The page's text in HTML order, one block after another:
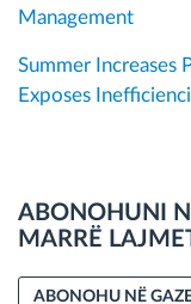
Management
Summer Increases
Exposes
ABONOHUNI
MARRË
ABONOHU NË